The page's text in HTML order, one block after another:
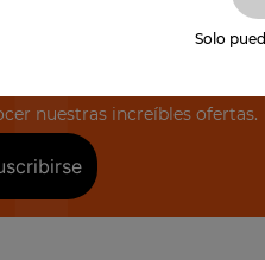
Boletín de
nuestras increíbles ofertas.
Solo